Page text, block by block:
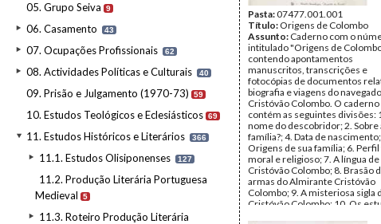
05. Grupo Seiva 9
06. Casamento 43
07. Ocupações Profissionais 62
08. Actividades Políticas e Culturais 40
09. Prisão e Julgamento (1970-73) 59
10. Estudos Teológicos e Eclesiásticos 69
11. Estudos Históricos e Literários 366
11.1. Estudos Olisiponenses 127
11.2. Produção Literária Portuguesa
Medieval
5
11.3. Roteiro Produção Literária
Pasta:07477.001.001
Título: Origens de Colombo
Assunto: Caderno com o
intitulado "Origens de
contendo apontamentos
manuscritos, transcrições e
fotocópias de documentos
biografia e viagens do
Cristóvão Colombo. O caderno
contém as seguintes divisões:
nome do descobridor; 2. Sobre
família?; 4. Data de
Origens de sua família; 6.
moral e religioso; 7. A língua de
Cristóvão Colombo; 8. Brasão
armas do Almirante Cristóvão
Colombo; 9. A misteriosa sigla
Cristóvão Colombo; 10. Os